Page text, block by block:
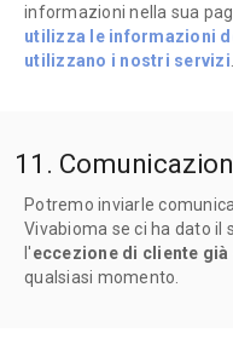
informazioni nella sua
utilizza le informazioni
utilizzano i nostri servizi
11.
Potremo inviarle
Vivabioma se ci ha dato il
l'eccezione di cliente
qualsiasi momento.